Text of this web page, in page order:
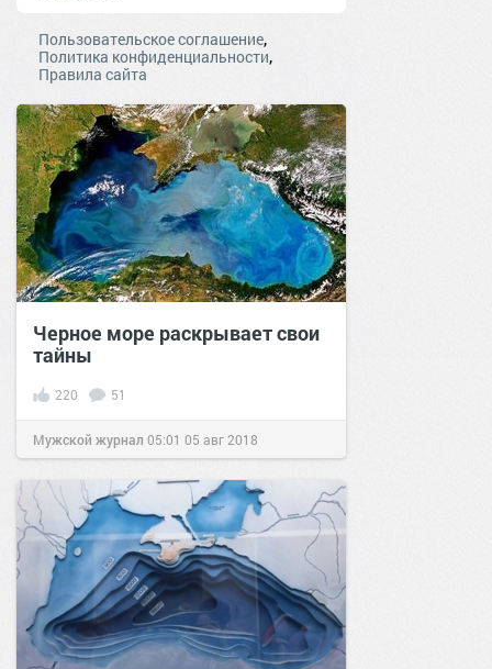
Пользовательское соглашение,
Политика конфиденциальности,
Правила сайта
Черное море раскрывает свои
тайны
220 51
Мужской журнал 05:01 05 авг 2018